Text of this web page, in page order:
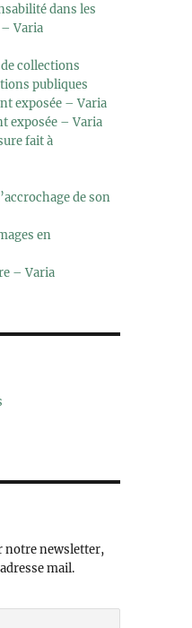
dans les
Varia
collections
publiques
exposée – Varia
exposée – Varia
fait à
de son
en
– Varia
notre newsletter,
mail.